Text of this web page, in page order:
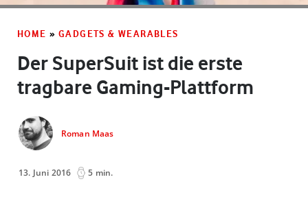
HOME » GADGETS & WEARABLES
Der SuperSuit ist die erste
tragbare Gaming-Plattform
Roman Maas
13. Juni 2016 5 min.